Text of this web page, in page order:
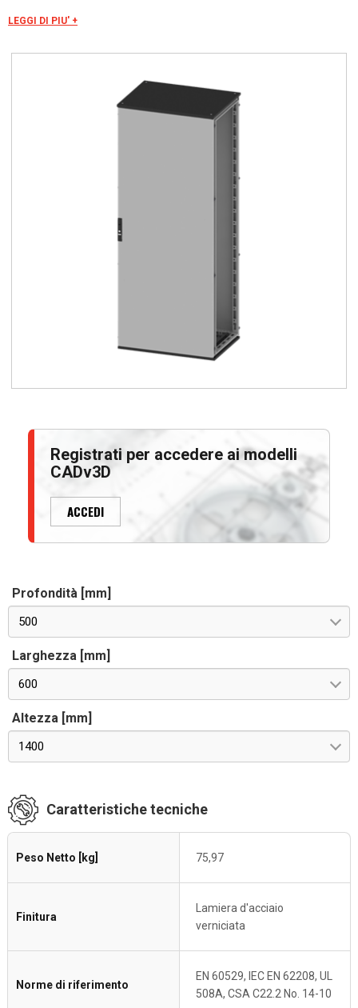
porta è costruita in lamiera d'acciaio. Internamente è fissato
Tale telaio, oltre ad irrobustire la porta, consente un facile
ancoraggio per ogni tipo di applicazione.
LEGGI DI PIU' +
Registrati per accedere ai modelli
CADv3D
ACCEDI
Profondità [mm]
500
Larghezza [mm]
600
Altezza [mm]
1400
Caratteristiche tecniche
Peso Netto [kg] 75,97
Finitura
Lamiera d'acciaio
verniciata
Norme di riferimento
EN 60529, IEC EN 62208, UL
508A, CSA C22.2 No. 14-10